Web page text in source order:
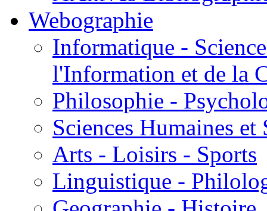
Webographie
Informatique -
l'Information et de la
Philosophie -
Sciences Humaines et
Arts - Loisirs - Sports
Linguistique -